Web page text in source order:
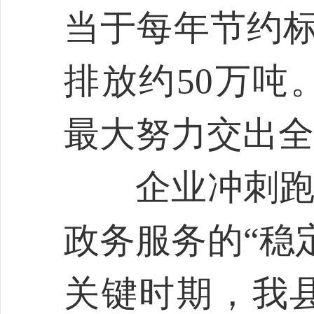
当于每年节约
排放约50万吨
最大努力交出
企业冲刺跑
政务服务的“稳
关键时期，我